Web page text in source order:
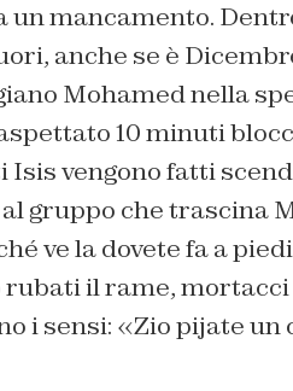
un mancamento.
anche se è
Mohamed nella
10 minuti
vengono fatti
gruppo che trascina
ve la dovete fa a
il rame,
i sensi: «Zio pijate un